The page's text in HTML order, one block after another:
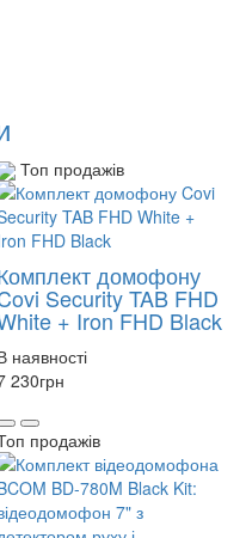
Топ продажів
домофону
Security TAB FHD
+ Iron FHD Black
наявності
230грн
продажів